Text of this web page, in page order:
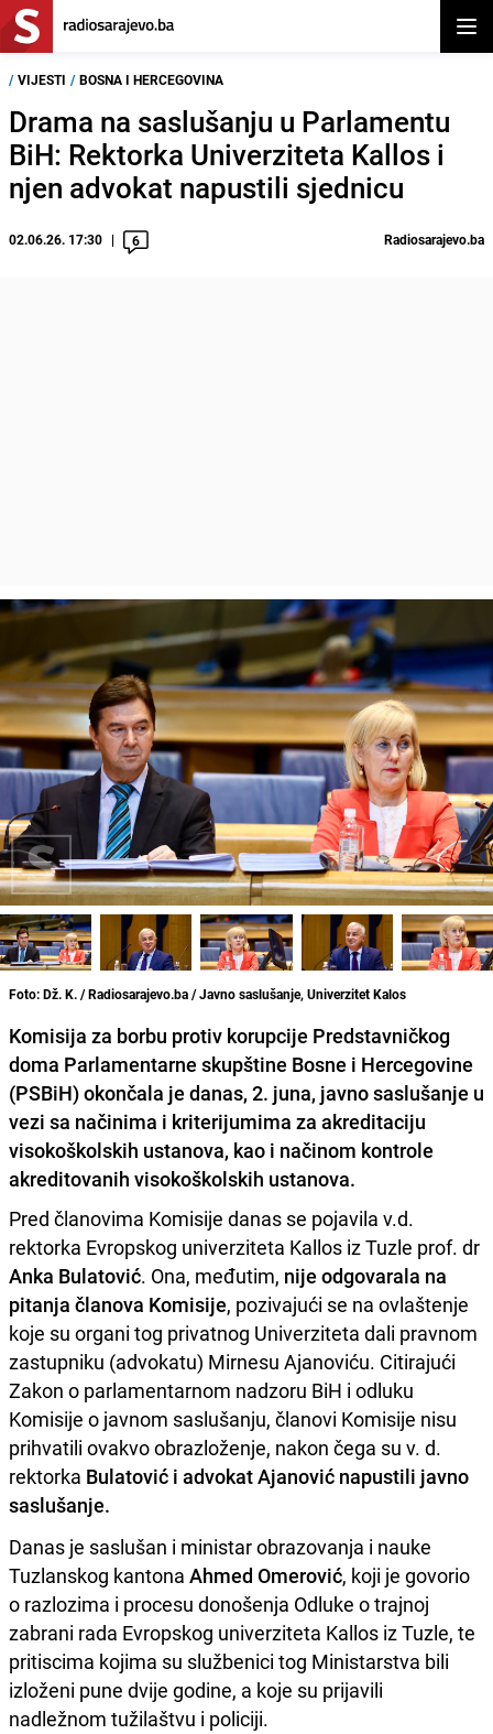
/ VIJESTI / BOSNA I HERCEGOVINA
Drama na saslušanju u Parlamentu
BiH: Rektorka Univerziteta Kallos i
njen advokat napustili sjednicu
02.06.26. 17:30 6 Radiosarajevo.ba
Foto: Dž. K. / Radiosarajevo.ba / Javno saslušanje, Univerzitet Kalos
Komisija za borbu protiv korupcije Predstavničkog
doma Parlamentarne skupštine Bosne i Hercegovine
(PSBiH) okončala je danas, 2. juna, javno saslušanje u
vezi sa načinima i kriterijumima za akreditaciju
visokoškolskih ustanova, kao i načinom kontrole
akreditovanih visokoškolskih ustanova.
Pred članovima Komisije danas se pojavila v.d.
rektorka Evropskog univerziteta Kallos iz Tuzle prof. dr
Anka Bulatović. Ona, međutim, nije odgovarala na
pitanja članova Komisije, pozivajući se na ovlaštenje
koje su organi tog privatnog Univerziteta dali pravnom
zastupniku (advokatu) Mirnesu Ajanoviću. Citirajući
Zakon o parlamentarnom nadzoru BiH i odluku
Komisije o javnom saslušanju, članovi Komisije nisu
prihvatili ovakvo obrazloženje, nakon čega su v. d.
rektorka Bulatović i advokat Ajanović napustili javno
saslušanje.
Danas je saslušan i ministar obrazovanja i nauke
Tuzlanskog kantona Ahmed Omerović, koji je govorio
o razlozima i procesu donošenja Odluke o trajnoj
zabrani rada Evropskog univerziteta Kallos iz Tuzle, te
pritiscima kojima su službenici tog Ministarstva bili
izloženi pune dvije godine, a koje su prijavili
nadležnom tužilaštvu i policiji.